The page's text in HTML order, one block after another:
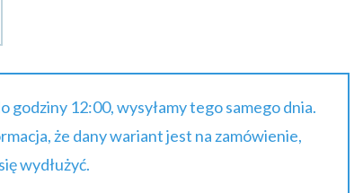
godziny 12:00, wysyłamy tego samego dnia.
że dany wariant jest na zamówienie,
wydłużyć.